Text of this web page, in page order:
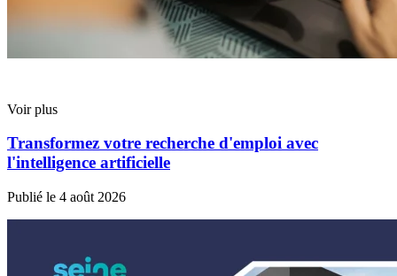
Voir plus
Transformez votre recherche d'emploi avec
l'intelligence artificielle
Publié le 4 août 2026